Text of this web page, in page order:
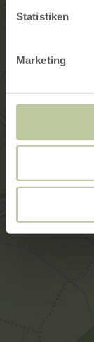
Statistiken
Marketing